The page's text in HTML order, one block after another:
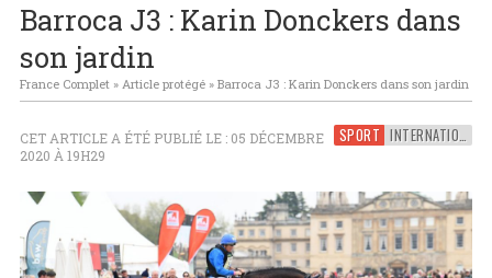
indoor reviennent le 23 Janvier 2027 !
Barroca J3 : Karin Donckers dans
son jardin
France Complet» Article protégé» Barroca J3 : Karin Donckers dans son jardin
SPORT INTERNATIONAL
CET ARTICLE A ÉTÉ PUBLIÉ LE : 05 DÉCEMBRE
2020 À 19H29